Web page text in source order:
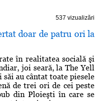
537 vizualizări
doar de patru ori la
în realitatea socială şi
joi seară, la The Yell
au cântat toate piesele
de trei ori de cei peste
din Ploieşti în care se